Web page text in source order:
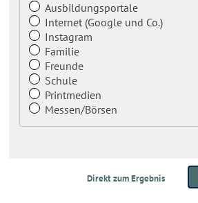
Ausbildungsportale
Internet (Google und Co.)
Instagram
Familie
Freunde
Schule
Printmedien
Messen/Börsen
Direkt zum Ergebnis